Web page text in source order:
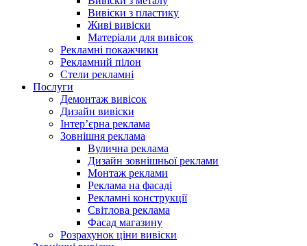
Вивіски з пластику
Живі вивіски
Матеріали для вивісок
Рекламні покажчики
Рекламний пілон
Стели рекламні
Послуги
Демонтаж вивісок
Дизайн вивіски
Інтер’єрна реклама
Зовнішня реклама
Вулична реклама
Дизайн зовнішньої реклами
Монтаж реклами
Реклама на фасаді
Рекламні конструкції
Світлова реклама
Фасад магазину
Розрахунок ціни вивіски